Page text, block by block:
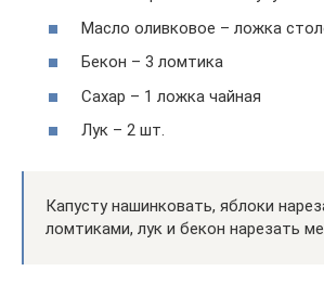
Масло оливковое – ложка
Бекон – 3 ломтика
Сахар – 1 ложка чайная
Лук – 2 шт.
Капусту нашинковать, яблоки
ломтиками, лук и бекон нарезать